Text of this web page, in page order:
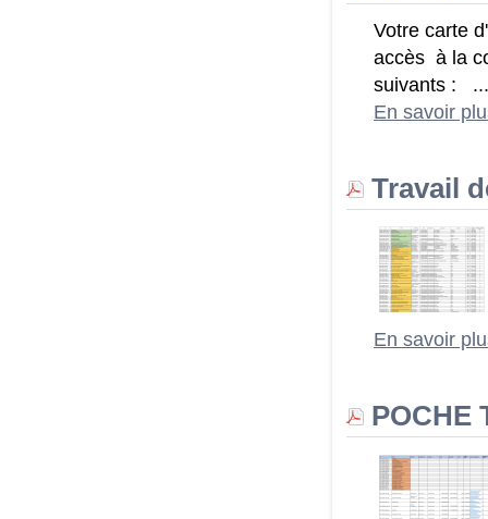
Votre carte
accès à la
suivants : ...
En savoir
Travail
En savoir
POCHE